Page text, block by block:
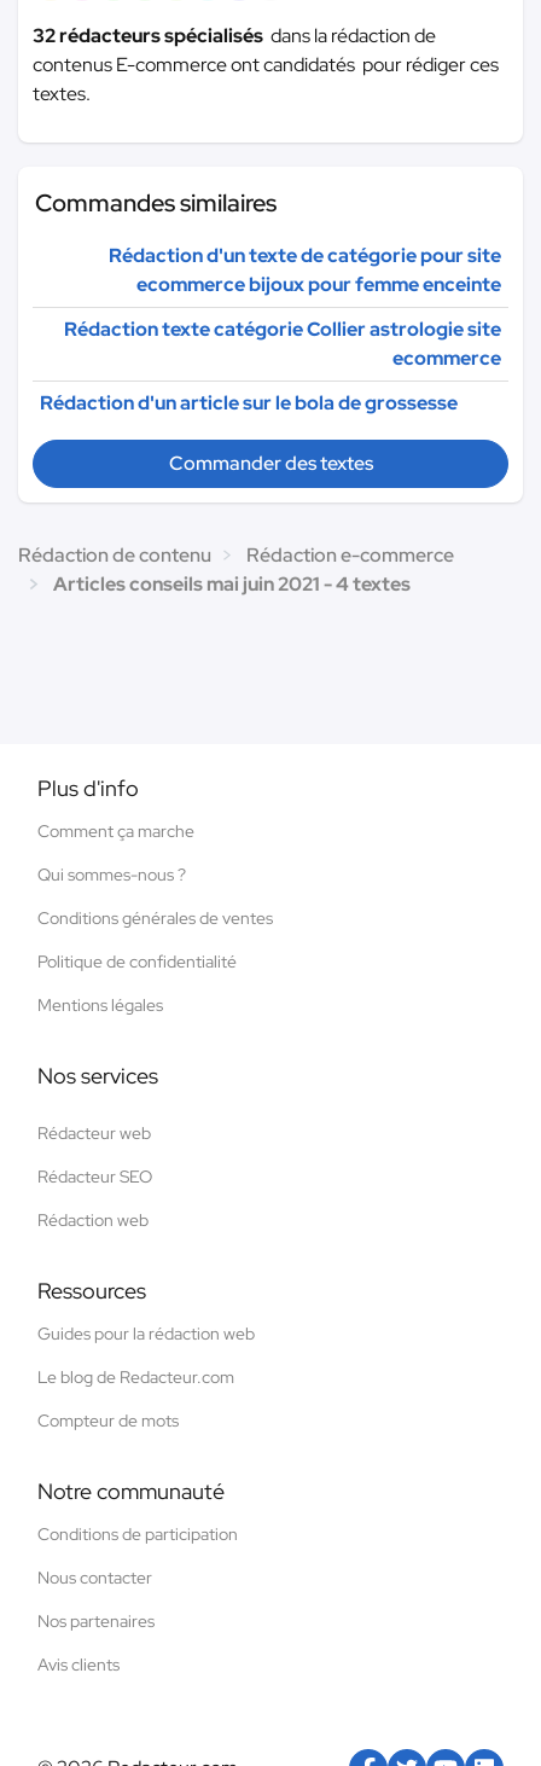
32 rédacteurs spécialisés dans la rédaction de
contenus E-commerce ont candidatés pour rédiger ces
textes.
Commandes similaires
Rédaction d'un texte de catégorie pour site
ecommerce bijoux pour femme enceinte
Rédaction texte catégorie Collier astrologie site
ecommerce
Rédaction d'un article sur le bola de grossesse
Commander des textes
Rédaction de contenu
Rédaction e-commerce
Articles conseils mai juin 2021 - 4 textes
Plus d'info
Comment ça marche
Qui sommes-nous ?
Conditions générales de ventes
Politique de confidentialité
Mentions légales
Nos services
Rédacteur web
Rédacteur SEO
Rédaction web
Ressources
Guides pour la rédaction web
Le blog de Redacteur.com
Compteur de mots
Notre communauté
Conditions de participation
Nous contacter
Nos partenaires
Avis clients